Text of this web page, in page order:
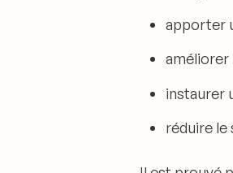
apporter
instaurer
réduire le